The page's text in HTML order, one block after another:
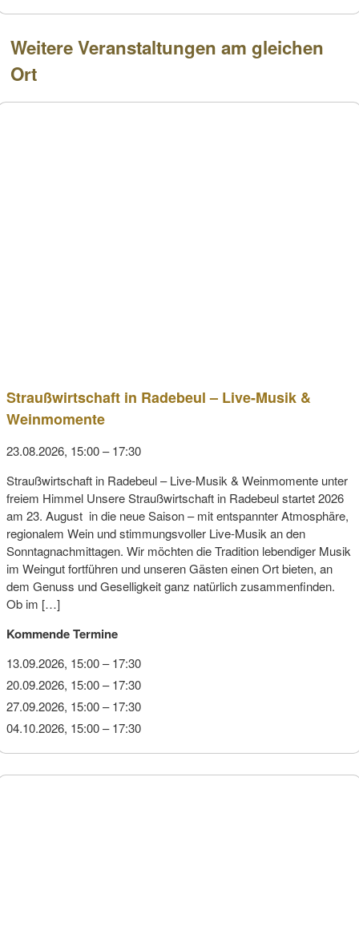
Weitere Veranstaltungen am gleichen
Ort
Straußwirtschaft in Radebeul – Live-Musik &
Weinmomente
23.08.2026, 15:00–17:30
Straußwirtschaft in Radebeul – Live-Musik & Weinmomente unter
freiem Himmel Unsere Straußwirtschaft in Radebeul startet 2026
am 23. August in die neue Saison – mit entspannter Atmosphäre,
regionalem Wein und stimmungsvoller Live-Musik an den
Sonntagnachmittagen. Wir möchten die Tradition lebendiger Musik
im Weingut fortführen und unseren Gästen einen Ort bieten, an
dem Genuss und Geselligkeit ganz natürlich zusammenfinden.
Ob im […]
Kommende Termine
13.09.2026, 15:00–17:30
20.09.2026, 15:00–17:30
27.09.2026, 15:00–17:30
04.10.2026, 15:00–17:30